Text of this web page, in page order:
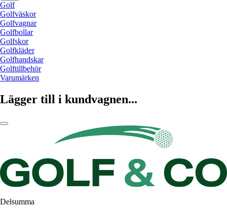
Golf
Golfväskor
Golfvagnar
Golfbollar
Golfskor
Golfkläder
Golfhandskar
Golftillbehör
Varumärken
Lägger till i kundvagnen...
Delsumma